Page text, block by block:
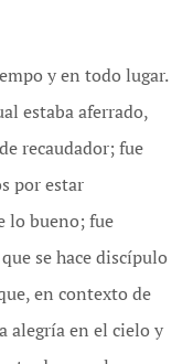
y en todo lugar.
estaba aferrado,
recaudador; fue
por estar
lo bueno; fue
se hace discípulo
en contexto de
alegría en el cielo y